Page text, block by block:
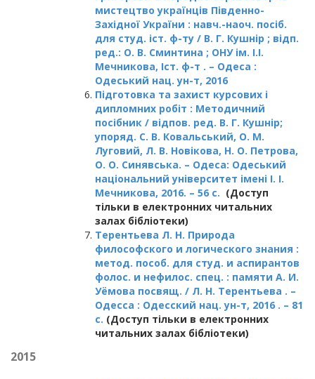
мистецтво українців Південно-
Західної України : навч.-наоч. посіб.
для студ. іст. ф-ту / В. Г. Кушнір ; відп.
ред.: О. В. Сминтина ; ОНУ ім. І.І.
Мечникова, Іст. ф-т . – Одеса :
Одеський нац. ун-т, 2016
Підготовка та захист курсових і
дипломних робіт : Методичний
посібник / відпов. ред. В. Г. Кушнір;
упоряд. С. В. Ковальський, О. М.
Луговий, Л. В. Новікова, Н. О. Петрова,
О. О. Синявська. – Одеса: Одеський
національний університет імені І. І.
Мечникова, 2016. – 56 с. (Доступ
тільки в електронних читальних
залах бібліотеки)
Терентьева Л. Н. Природа
философского и логического знания :
метод. пособ. для студ. и аспирантов
фолос. и нефилос. спец. : памяти А. И.
Уёмова посвящ. / Л. Н. Терентьева . –
Одесса : Одесский нац. ун-т, 2016 . – 81
с. (Доступ тільки в електронних
читальних залах бібліотеки)
2015